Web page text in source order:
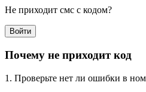
Не приходит смс с кодом?
Войти
Почему не приходит код
1. Проверьте нет ли ошибки в